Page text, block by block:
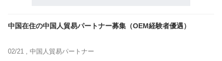
中国在住の中国人貿易パートナー募集（OEM経験者優遇）
02/21 , 中国人貿易パートナー